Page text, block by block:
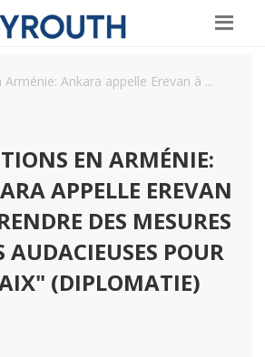
Arménie: Ankara appelle Erevan à ...
EN ARMÉNIE:
APPELLE EREVAN
DES MESURES
AUDACIEUSES POUR
(DIPLOMATIE)